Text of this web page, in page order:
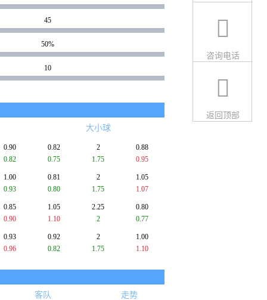
45
50%
10
大小球
0.90
0.82
0.82 2
0.88
0.75
1.75 0.95
1.00
0.93
0.81 2
1.05
0.80
1.75 1.07
0.85
0.90
1.05 2.25
0.80
1.10
2 0.77
0.93
0.96
0.92 2
1.00
0.82
1.75 1.10
客队 走势
咨询电话
返回顶部